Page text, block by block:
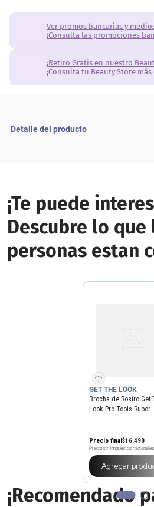
Ver promos bancarias y
¡Consulta las promociones
¡Retiro Gratis en nuestro
¡Consulta tu Beauty Store más
Detalle del producto
¡Te puede
Descubre lo que
personas estan
GET THE LOOK
Brocha de Rostro Get
Look Pro Tools Rubor
Precio final$16.490
Precio sin impuestos nacionales
Agregar
¡Recomendado